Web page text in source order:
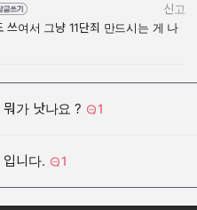
신고
쓰여서 그냥 11단죄 만드시는 게 나
뭐가 낫나요 ? 1
입니다. 1